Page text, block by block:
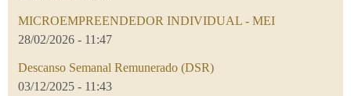
MICROEMPREENDEDOR INDIVIDUAL - MEI
28/02/2026 - 11:47
Descanso Semanal Remunerado (DSR)
03/12/2025 - 11:43